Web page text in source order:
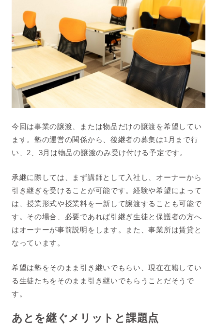
今回は事業の譲渡、または物品だけの譲渡を希望してい
ます。塾の運営の関係から、後継者の募集は1月まで行
い、2、3月は物品の譲渡のみ受け付ける予定です。
承継に際しては、まず講師として入社し、オーナーから
引き継ぎを受けることが可能です。経験や希望によって
は、授業形式や授業料を一新して譲渡することも可能で
す。その場合、必要であれば引継ぎ生徒と保護者の方へ
はオーナーが事前説明をします。また、事業所は賃貸と
なっています。
希望は塾をそのまま引き継いでもらい、現在在籍してい
る生徒たちをそのまま引き継いでもらうことだそうで
す。
あとを継ぐメリットと課題点